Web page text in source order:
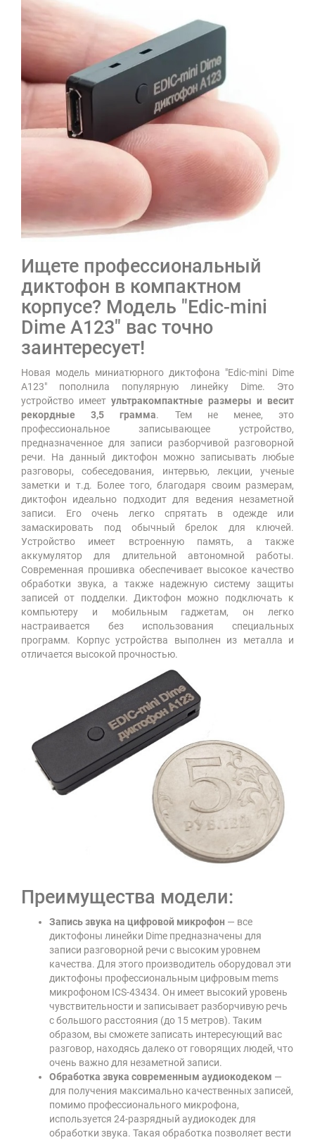
Ищете профессиональный
диктофон в компактном
корпусе? Модель "Edic-mini
Dime А123" вас точно
заинтересует!
Новая модель миниатюрного диктофона "Edic-mini Dime
А123" пополнила популярную линейку Dime. Это
устройство имеет ультракомпактные размеры и весит
рекордные 3,5 грамма. Тем не менее, это
профессиональное записывающее устройство,
предназначенное для записи разборчивой разговорной
речи. На данный диктофон можно записывать любые
разговоры, собеседования, интервью, лекции, ученые
заметки и т.д. Более того, благодаря своим размерам,
диктофон идеально подходит для ведения незаметной
записи. Его очень легко спрятать в одежде или
замаскировать под обычный брелок для ключей.
Устройство имеет встроенную память, а также
аккумулятор для длительной автономной работы.
Современная прошивка обеспечивает высокое качество
обработки звука, а также надежную систему защиты
записей от подделки. Диктофон можно подключать к
компьютеру и мобильным гаджетам, он легко
настраивается без использования специальных
программ. Корпус устройства выполнен из металла и
отличается высокой прочностью.
Преимущества модели:
Запись звука на цифровой микрофон — все
диктофоны линейки Dime предназначены для
записи разговорной речи с высоким уровнем
качества. Для этого производитель оборудовал эти
диктофоны профессиональным цифровым mems
микрофоном ICS-43434. Он имеет высокий уровень
чувствительности и записывает разборчивую речь
с большого расстояния (до 15 метров). Таким
образом, вы сможете записать интересующий вас
разговор, находясь далеко от говорящих людей, что
очень важно для незаметной записи.
Обработка звука современным аудиокодеком —
для получения максимально качественных записей,
помимо профессионального микрофона,
используется 24-разрядный аудиокодек для
обработки звука. Такая обработка позволяет вести